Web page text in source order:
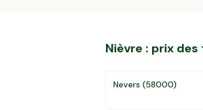
Nièvre : prix
Nevers (58000)